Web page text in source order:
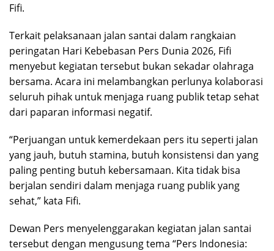
Fifi.
Terkait pelaksanaan jalan santai dalam rangkaian
peringatan Hari Kebebasan Pers Dunia 2026, Fifi
menyebut kegiatan tersebut bukan sekadar olahraga
bersama. Acara ini melambangkan perlunya kolaborasi
seluruh pihak untuk menjaga ruang publik tetap sehat
dari paparan informasi negatif.
“Perjuangan untuk kemerdekaan pers itu seperti jalan
yang jauh, butuh stamina, butuh konsistensi dan yang
paling penting butuh kebersamaan. Kita tidak bisa
berjalan sendiri dalam menjaga ruang publik yang
sehat,” kata Fifi.
Dewan Pers menyelenggarakan kegiatan jalan santai
tersebut dengan mengusung tema “Pers Indonesia: